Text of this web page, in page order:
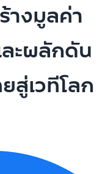
างมูลค่า
ะผลักดัน
สู่เวทีโลก